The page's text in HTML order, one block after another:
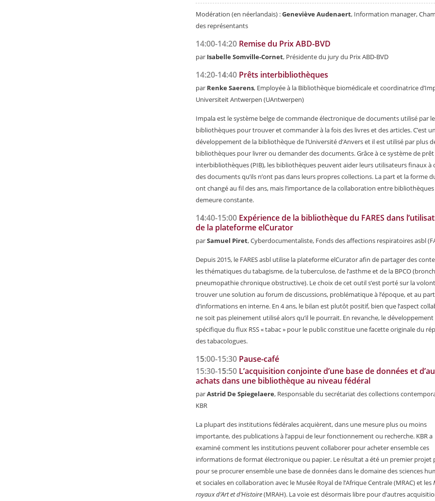
Modération (en néerlandais) :Geneviève Audenaert, Information manager,
des représentants
14:00-14:20 Remise du Prix ABD-BVD
par Isabelle Somville-Cornet, Présidente du jury du Prix ABD-BVD
14:20-14:40 Prêts interbibliothèques
par Renke Saerens, Employée à la Bibliothèque biomédicale et coordinatrice
Universiteit Antwerpen (UAntwerpen)
Impala est le système belge de commande électronique de documents utilisé par
bibliothèques pour trouver et commander à la fois des livres et des articles. C’est un
développement de la bibliothèque de l’Université d’Anvers et il est utilisé par plus
bibliothèques pour livrer ou demander des documents. Grâce à ce système de prêt
interbibliothèques (PIB), les bibliothèques peuvent aider leurs utilisateurs finaux à
des documents qu’ils n’ont pas dans leurs propres collections. La part et la forme
ont changé au fil des ans, mais l’importance de la collaboration entre bibliothèques
demeure constante.
14:40-15:00 Expérience de la bibliothèque du FARES dans
de la plateforme elCurator
parSamuel Piret, Cyberdocumentaliste, Fonds des affections respiratoires asbl
Depuis 2015, le FARES asbl utilise la plateforme elCurator afin de partager des
les thématiques du tabagisme, de la tuberculose, de l’asthme et de la BPCO
pneumopathie chronique obstructive). Le choix de cet outil s’est porté sur la
trouver une solution au forum de discussions, problématique à l’époque, et au
d’informations en interne. En 4 ans, le bilan est plutôt positif, bien que l’aspect
ne soit pas pleinement utilisé alors qu’il le pourrait. En revanche, le développement
spécifique du flux RSS « tabac » pour le public constitue une facette originale du
des tabacologues.
15:00-15:30 Pause-café
15:30-15:50 L’acquisition conjointe d’une base de données et
achats dans une bibliothèque au niveau fédéral
parAstrid De Spiegelaere, Responsable du secrétariat des collections
KBR
La plupart des institutions fédérales acquièrent, dans une mesure plus ou moins
importante, des publications à l’appui de leur fonctionnement ou recherche. KBR a
examiné comment les institutions peuvent collaborer pour acheter ensemble ces
informations de format électronique ou papier. Le résultat a été un premier projet
pour se procurer ensemble une base de données dans le domaine des sciences
et sociales en collaboration avec le Musée Royal de l’Afrique Centrale (MRAC) et les
royaux d’Art et d’Histoire(MRAH). La voie est désormais libre pour d’autres